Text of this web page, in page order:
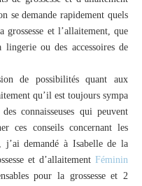
se demande rapidement quels
grossesse et l’allaitement, que
ou des accessoires de
de possibilités quant aux
qu’il est toujours sympa
connaisseuses qui peuvent
ces conseils concernant les
j’ai demandé à Isabelle de la
et d’allaitement Féminin
pour la grossesse et 2